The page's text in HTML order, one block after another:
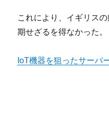
これにより、イギリス
期せざるを得なかった。
IoT機器を狙ったサーバ